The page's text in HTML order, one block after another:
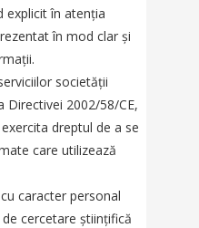
explicit în atenția
în mod clar și
societății
2002/58/CE,
dreptul de a se
care utilizează
caracter personal
cercetare științifică